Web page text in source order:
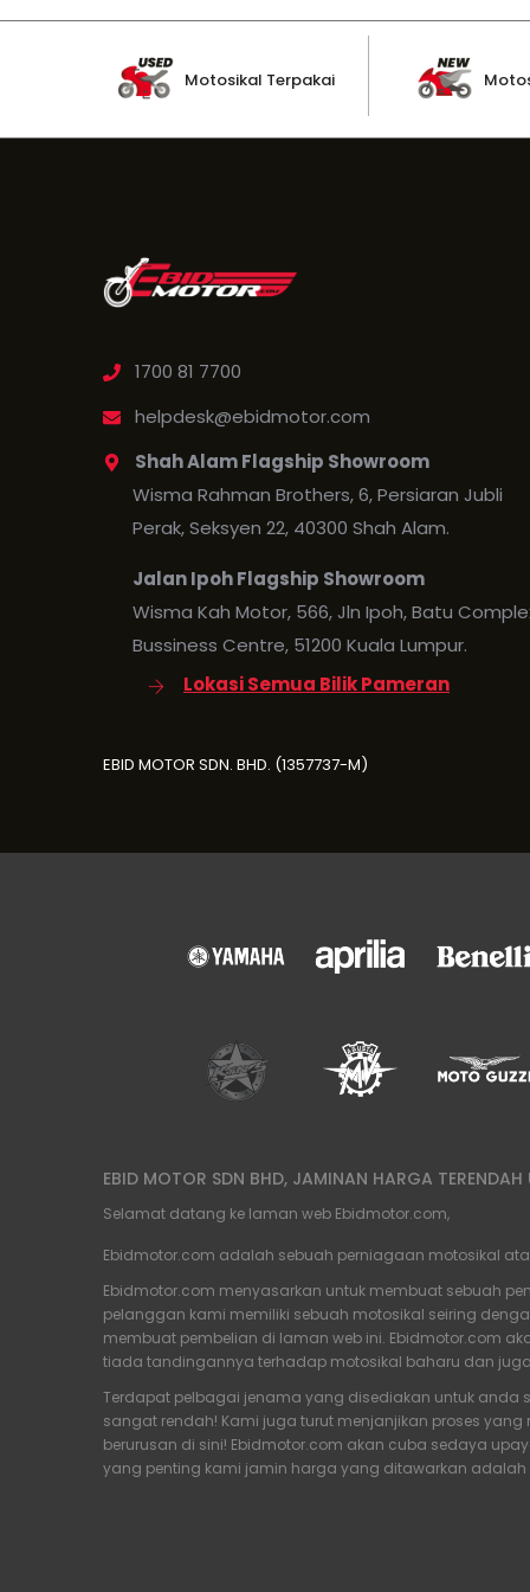
Motosikal Terpakai
1700 81 7700
helpdesk@ebidmotor.com
Shah Alam Flagship Showroom
Wisma Rahman Brothers, 6, Persiaran Jubli
Perak, Seksyen 22, 40300 Shah Alam.
Jalan Ipoh Flagship Showroom
Wisma Kah Motor, 566, Jln Ipoh, Batu
Bussiness Centre, 51200 Kuala Lumpur.
Lokasi Semua Bilik Pameran
EBID MOTOR SDN. BHD. (1357737-M)
EBID MOTOR SDN BHD, JAMINAN HARGA
Selamat datang ke laman web Ebidmotor.com,
Ebidmotor.com adalah sebuah perniagaan motosikal
Ebidmotor.com menyasarkan untuk membuat sebuah
pelanggan kami memiliki sebuah motosikal seiring
membuat pembelian di laman web ini. Ebidmotor.com
tiada tandingannya terhadap motosikal baharu dan
Terdapat pelbagai jenama yang disediakan untuk anda
sangat rendah! Kami juga turut menjanjikan proses yang
berurusan di sini! Ebidmotor.com akan cuba sedaya
yang penting kami jamin harga yang ditawarkan